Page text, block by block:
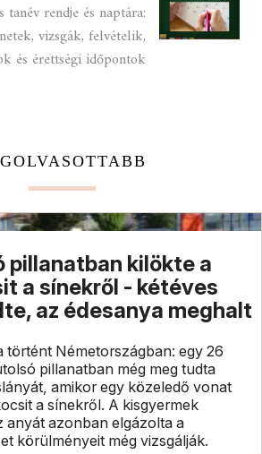
rendje és naptára:
vizsgák, felvételik,
és érettségi időpontok
pillanatban kilökte a
a sínekről - kétéves
az édesanya meghalt
történt Németországban: egy 26
pillanatban még meg tudta
amikor egy közeledő vonat
a sínekről. A kisgyermek
anyát azonban elgázolta a
körülményeit még vizsgálják.